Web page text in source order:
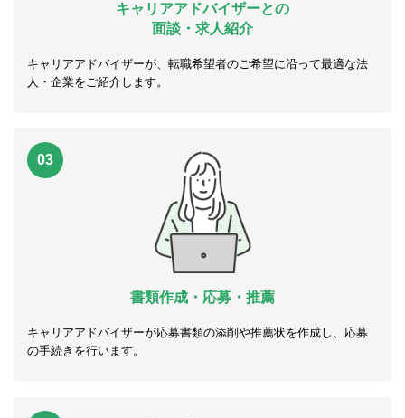
キャリアアドバイザーとの
面談・求人紹介
キャリアアドバイザーが、転職希望者のご希望に沿って最適な法
人・企業をご紹介します。
03
書類作成・応募・推薦
キャリアアドバイザーが応募書類の添削や推薦状を作成し、応募
の手続きを行います。